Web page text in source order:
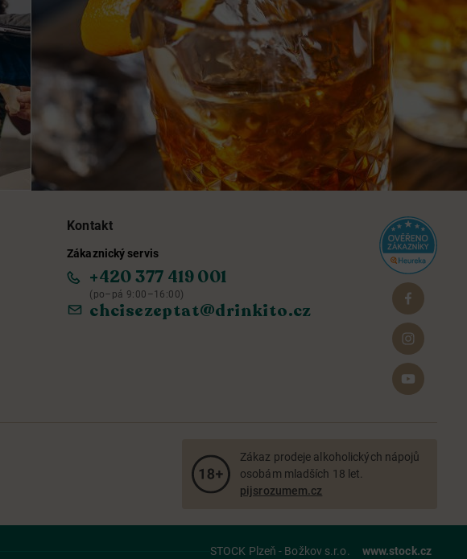
Kontakt
Zákaznický servis
+420 377 419 001
(po–pá 9:00–16:00)
chcisezeptat@drinkito.cz
Zákaz prodeje alkoholických nápojů
osobám mladších 18 let.
pijsrozumem.cz
STOCK Plzeň - Božkov s.r.o. www.stock.cz